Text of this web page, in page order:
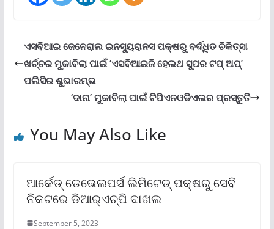
ଏସବିଆଇ ଜେନେରାଲ ଇନସ୍ୟୁରାନସ ପକ୍ଷରୁ ବର୍ଦ୍ଧିତ ଚିକିତ୍ସା
ଖର୍ଚ୍ଚର ମୁକାବିଲା ପାଇଁ ‘ଏସବିଆଇଜି ହେଲଥ ସୁପର ଟପ୍ ଅପ୍‌’
ପଲିସିର ଶୁଭାରମ୍ଭ
‘ଦାନା’ ମୁକାବିଲା ପାଇଁ ଟିପିଏନଓଡିଏଲର ପ୍ରସ୍ତୁତି
You May Also Like
ଆର୍କେଡ୍ ଡେଭେଲପର୍ସ ଲିମିଟେଡ୍ ପକ୍ଷରୁ ସେବି
ନିକଟରେ ଡିଆର୍‌ଏଚ୍‌ପି ଦାଖଲ
September 5, 2023